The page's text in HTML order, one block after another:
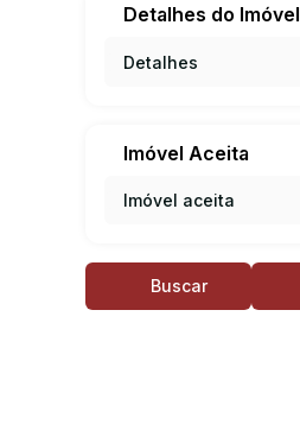
Detalhes do Imóvel
Detalhes
Imóvel Aceita
Imóvel aceita
Buscar